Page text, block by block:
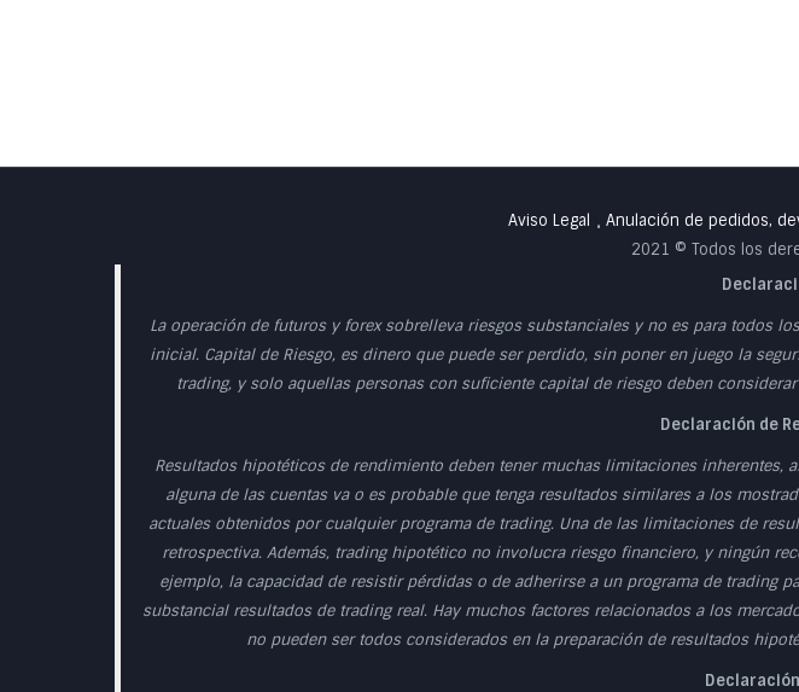
Aviso Legal • Anulación de pedidos,
2021 © Todos los
La operación de futuros y forex sobrelleva riesgos substanciales y no es para todos
inicial. Capital de Riesgo, es dinero que puede ser perdido, sin poner en juego la
trading, y solo aquellas personas con suficiente capital de riesgo deben
Declaración de
Resultados hipotéticos de rendimiento deben tener muchas limitaciones inherentes,
alguna de las cuentas va o es probable que tenga resultados similares a los
actuales obtenidos por cualquier programa de trading. Una de las limitaciones de
retrospectiva. Además, trading hipotético no involucra riesgo financiero, y ningún
ejemplo, la capacidad de resistir pérdidas o de adherirse a un programa de trading
substancial resultados de trading real. Hay muchos factores relacionados a los
no pueden ser todos considerados en la preparación de resultados